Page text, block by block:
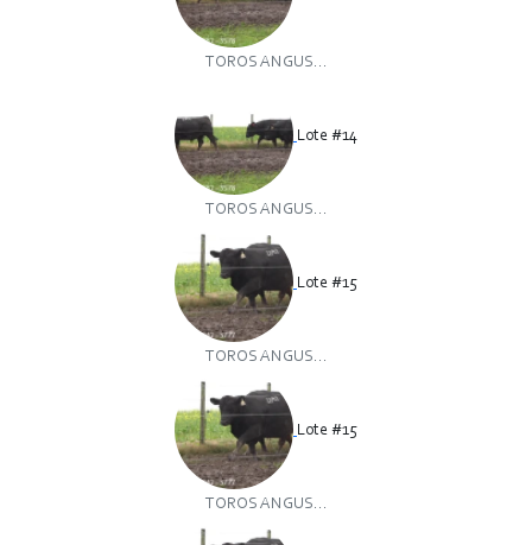
TOROS ANGUS...
Lote #14
TOROS ANGUS...
Lote #15
TOROS ANGUS...
Lote #15
TOROS ANGUS...